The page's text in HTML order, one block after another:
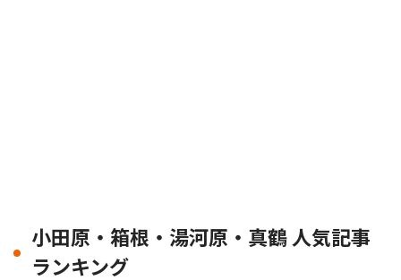
小田原・箱根・湯河原・真鶴 人気記事
ランキング